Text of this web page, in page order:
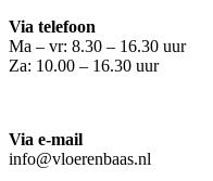
Via telefoon
Ma – vr: 8.30 – 16.30 uur
Za: 10.00 – 16.30 uur
Via e-mail
info@vloerenbaas.nl